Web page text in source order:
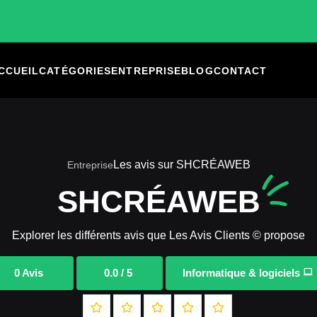
CATÉGORIESENTREPRISEBLOGCONTACT
Entreprise Les avis sur SHCRÉAWEB
SHCRÉAWEB
Explorer les différents avis que Les Avis Clients © propose
0 Avis 0.0 / 5 Informatique & logiciels